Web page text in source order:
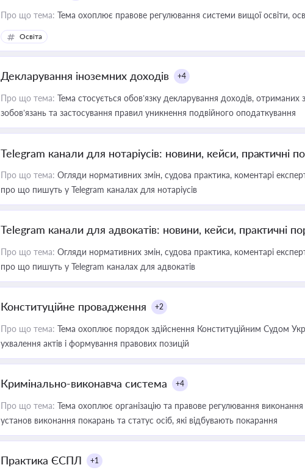
Про що тема: Тема охоплює правове регулювання системи вищої освіти,
Освіта
Декларування іноземних доходів +4
Про що тема: Тема стосується обов’язку декларування доходів,
зобов’язань та застосування правил уникнення подвійного оподаткування
Telegram канали для нотаріусів: новини, кейси, практичні
Про що тема: Огляди нормативних змін, судова практика, коментарі
про що пишуть у Telegram каналах для нотаріусів
Telegram канали для адвокатів: новини, кейси, практичні
Про що тема: Огляди нормативних змін, судова практика, коментарі
про що пишуть у Telegram каналах для адвокатів
Конституційне провадження +2
Про що тема: Тема охоплює порядок здійснення Конституційним Судом
ухвалення актів і формування правових позицій
Кримінально-виконавча система +4
Про що тема: Тема охоплює організацію та правове регулювання виконання
установ виконання покарань та статус осіб, які відбувають покарання
Практика ЄСПЛ +1